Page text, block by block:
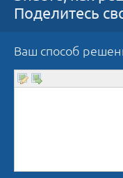
Поделитесь
Ваш способ